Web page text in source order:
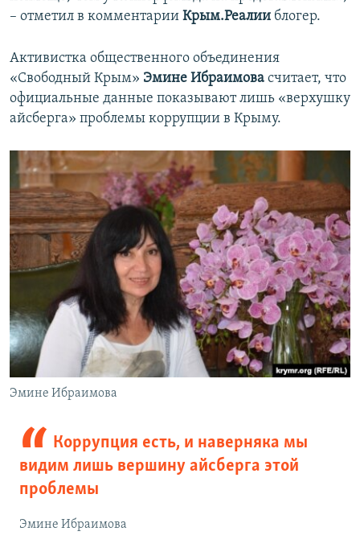
– отметил в комментарии Крым.Реалии блогер.
Активистка общественного объединения
«Свободный Крым» Эмине Ибраимова считает, что
официальные данные показывают лишь «верхушку
айсберга» проблемы коррупции в Крыму.
Эмине Ибраимова
Коррупция есть, и наверняка мы
видим лишь вершину айсберга этой
проблемы
Эмине Ибраимова